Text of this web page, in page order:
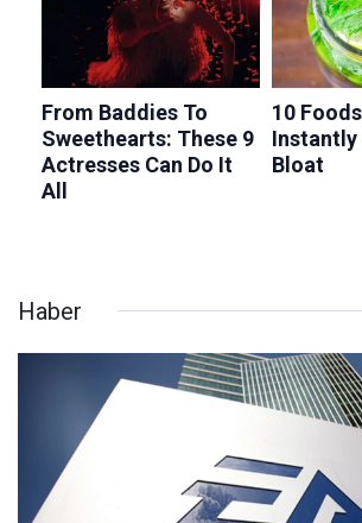
Haber